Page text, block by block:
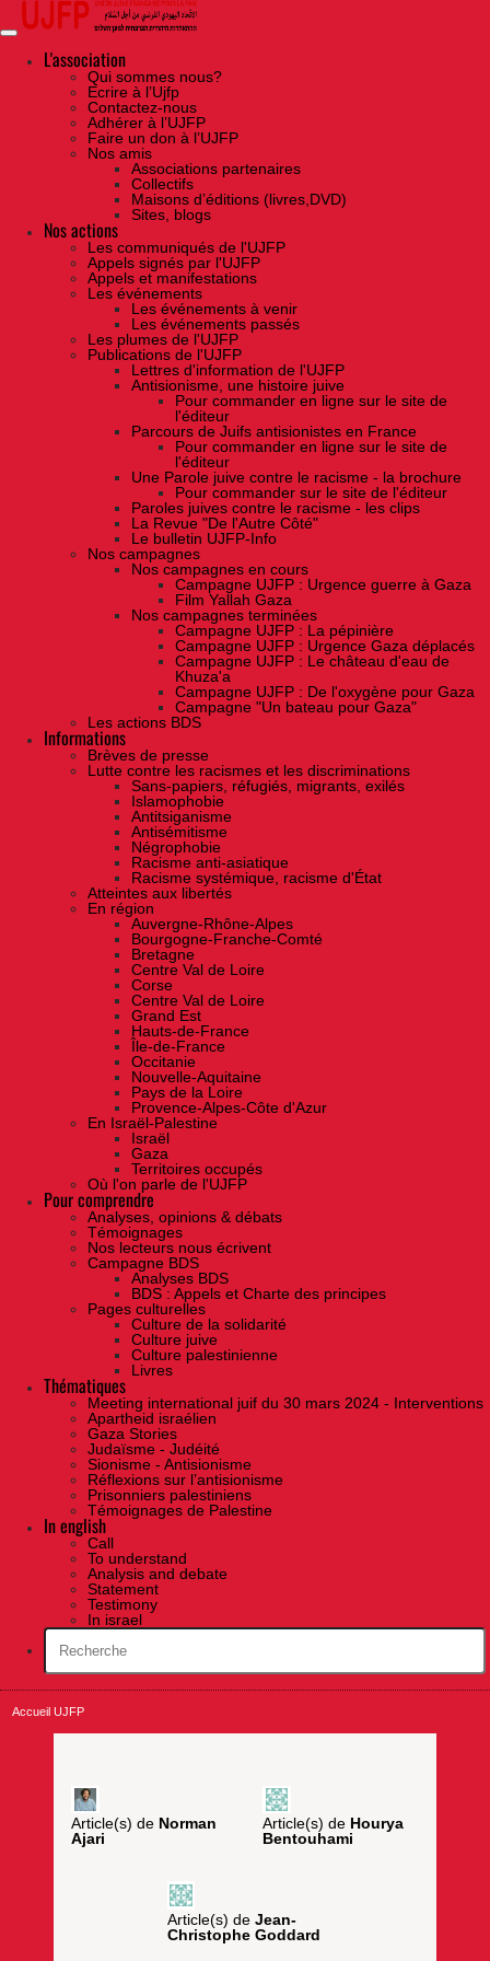
Skip
the
contentL'association
Qui sommes nous?
Ecrire à l’Ujfp
Contactez-nous
Adhérer à l’UJFP
Faire un don à l’UJFP
Nos amis
Associations partenaires
Collectifs
Maisons d’éditions (livres,DVD)
Sites, blogs
Nos actions
Les communiqués de l'UJFP
Appels signés par l'UJFP
Appels et manifestations
Les événements
Les événements à venir
Les événements passés
Les plumes de l'UJFP
Publications de l'UJFP
Lettres d'information de l'UJFP
Antisionisme, une histoire juive
Pour commander en ligne sur le site de
l'éditeur
Parcours de Juifs antisionistes en France
Pour commander en ligne sur le site de
l'éditeur
Une Parole juive contre le racisme - la brochure
Pour commander sur le site de l'éditeur
Paroles juives contre le racisme - les clips
La Revue "De l'Autre Côté"
Le bulletin UJFP-Info
Nos campagnes
Nos campagnes en cours
Campagne UJFP : Urgence guerre à Gaza
Film Yallah Gaza
Nos campagnes terminées
Campagne UJFP : La pépinière
Campagne UJFP : Urgence Gaza déplacés
Campagne UJFP : Le château d'eau de
Khuza'a
Campagne UJFP : De l'oxygène pour Gaza
Campagne "Un bateau pour Gaza"
Les actions BDS
Informations
Brèves de presse
Lutte contre les racismes et les discriminations
Sans-papiers, réfugiés, migrants, exilés
Islamophobie
Antitsiganisme
Antisémitisme
Négrophobie
Racisme anti-asiatique
Racisme systémique, racisme d'État
Atteintes aux libertés
En région
Auvergne-Rhône-Alpes
Bourgogne-Franche-Comté
Bretagne
Centre Val de Loire
Corse
Centre Val de Loire
Grand Est
Hauts-de-France
Île-de-France
Occitanie
Nouvelle-Aquitaine
Pays de la Loire
Provence-Alpes-Côte d'Azur
En Israël-Palestine
Israël
Gaza
Territoires occupés
Où l'on parle de l'UJFP
Pour comprendre
Analyses, opinions & débats
Témoignages
Nos lecteurs nous écrivent
Campagne BDS
Analyses BDS
BDS : Appels et Charte des principes
Pages culturelles
Culture de la solidarité
Culture juive
Culture palestinienne
Livres
Thématiques
Meeting international juif du 30 mars 2024 - Interventions
Apartheid israélien
Gaza Stories
Judaïsme - Judéité
Sionisme - Antisionisme
Réflexions sur l’antisionisme
Prisonniers palestiniens
Témoignages de Palestine
In english
Call
To understand
Analysis and debate
Statement
Testimony
In israel
Accueil UJFP
Article(s) de Norman
Ajari
Article(s) de Hourya
Bentouhami
Article(s) de Jean-
Christophe Goddard